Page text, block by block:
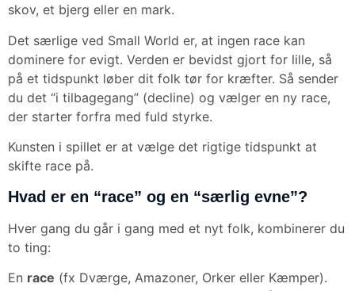
skov, et bjerg eller en mark.
Det særlige ved Small World er, at ingen race kan
dominere for evigt. Verden er bevidst gjort for lille, så
på et tidspunkt løber dit folk tør for kræfter. Så sender
du det “i tilbagegang” (decline) og vælger en ny race,
der starter forfra med fuld styrke.
Kunsten i spillet er at vælge det rigtige tidspunkt at
skifte race på.
Hvad er en “race” og en “særlig evne”?
Hver gang du går i gang med et nyt folk, kombinerer du
to ting:
En race (fx Dværge, Amazoner, Orker eller Kæmper).